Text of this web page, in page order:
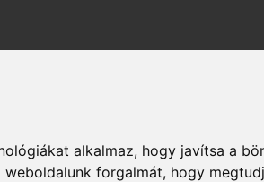
alkalmaz, hogy javítsa a
forgalmát, hogy